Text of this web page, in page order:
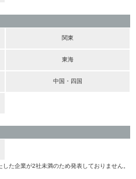
関東
東海
中国・四国
た企業が2社未満のため発表しておりません。